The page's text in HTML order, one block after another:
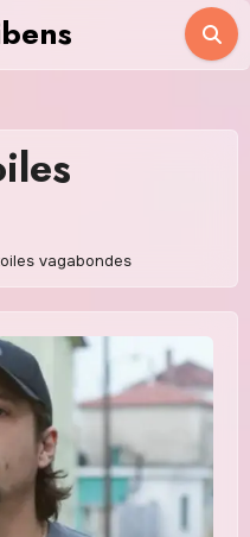
vagabondes